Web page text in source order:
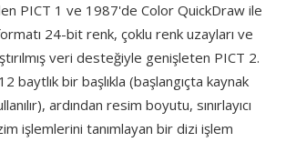
PICT 1 ve 1987'de Color QuickDraw ile
24-bit renk, çoklu renk uzayları ve
veri desteğiyle genişleten PICT 2.
baytlık bir başlıkla (başlangıçta kaynak
ardından resim boyutu, sınırlayıcı
işlemlerini tanımlayan bir dizi işlem